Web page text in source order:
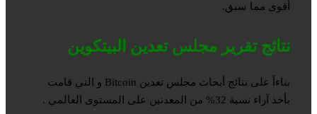
أقوى مما سبق.
نتائج تقرير مجلس تعدين البيتكوين
بناءاً على نتائج أبحاث مجلس تعدين Bitcoin و التي قامت
بأخذ آراء نسبة 32% من المعدنين على المستوى العالمي .